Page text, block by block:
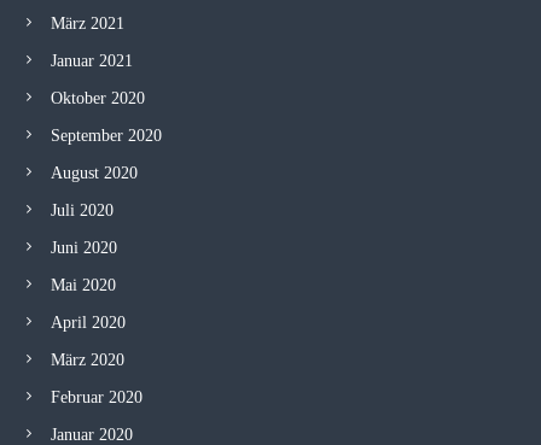
März 2021
Januar 2021
Oktober 2020
September 2020
August 2020
Juli 2020
Juni 2020
Mai 2020
April 2020
März 2020
Februar 2020
Januar 2020